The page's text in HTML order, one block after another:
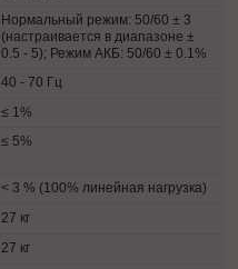
Нормальный режим: 50/60 ± 3
(настраивается в диапазоне ±
0.5 - 5); Режим АКБ: 50/60 ± 0.1%
40 - 70 Гц
≤ 1%
≤ 5%
< 3 % (100% линейная нагрузка)
27 кг
27 кг